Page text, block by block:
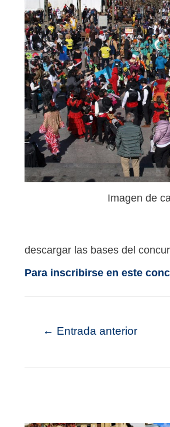
Imagen de
descargar las bases del
Para inscribirse en este
← Entrada anterior